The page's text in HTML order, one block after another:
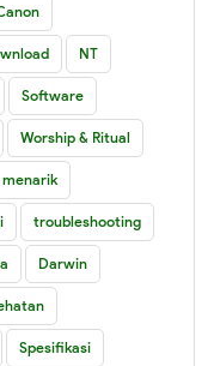
NT
Software
Worship & Ritual
menarik
troubleshooting
Darwin
Spesifikasi